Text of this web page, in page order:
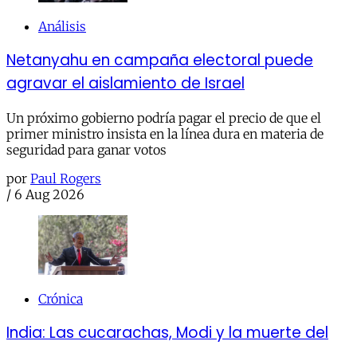
Análisis
Netanyahu en campaña electoral puede
agravar el aislamiento de Israel
Un próximo gobierno podría pagar el precio de que el
primer ministro insista en la línea dura en materia de
seguridad para ganar votos
por Paul Rogers
/ 6 Aug 2026
Crónica
India: Las cucarachas, Modi y la muerte del